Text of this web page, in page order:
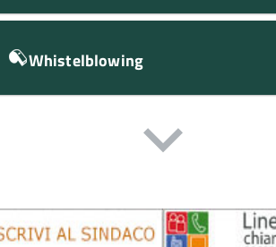
Whistelblowing